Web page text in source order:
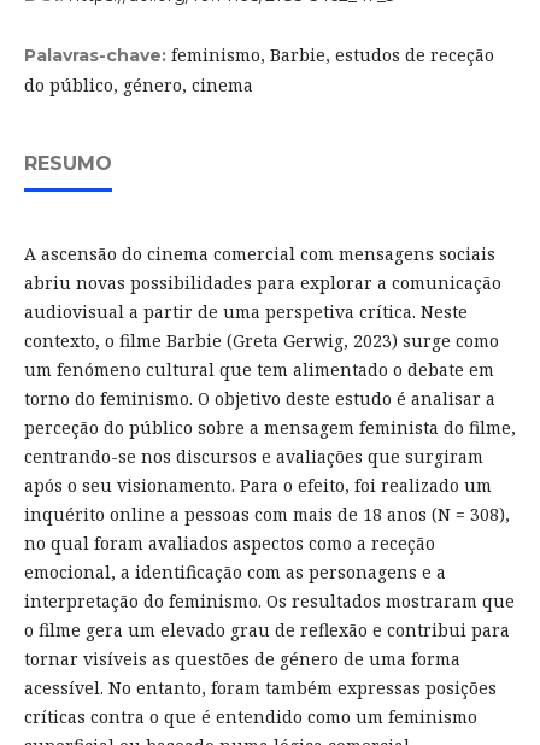
Palavras-chave: feminismo, Barbie, estudos de receção
do público, género, cinema
RESUMO
A ascensão do cinema comercial com mensagens sociais
abriu novas possibilidades para explorar a comunicação
audiovisual a partir de uma perspetiva crítica. Neste
contexto, o filme Barbie (Greta Gerwig, 2023) surge como
um fenómeno cultural que tem alimentado o debate em
torno do feminismo. O objetivo deste estudo é analisar a
perceção do público sobre a mensagem feminista do filme,
centrando-se nos discursos e avaliações que surgiram
após o seu visionamento. Para o efeito, foi realizado um
inquérito online a pessoas com mais de 18 anos (N = 308),
no qual foram avaliados aspectos como a receção
emocional, a identificação com as personagens e a
interpretação do feminismo. Os resultados mostraram que
o filme gera um elevado grau de reflexão e contribui para
tornar visíveis as questões de género de uma forma
acessível. No entanto, foram também expressas posições
críticas contra o que é entendido como um feminismo